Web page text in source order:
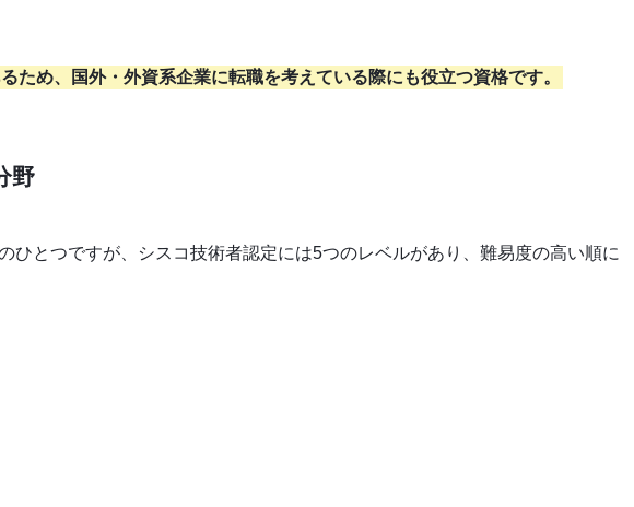
ため、国外・外資系企業に転職を考えている際にも役立つ資格です。
野
ひとつですが、シスコ技術者認定には5つのレベルがあり、難易度の高い順に